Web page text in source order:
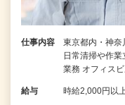
仕事内容
東京都内・神奈
日常清掃や作
業務 オフィス
給与 時給2,000円以